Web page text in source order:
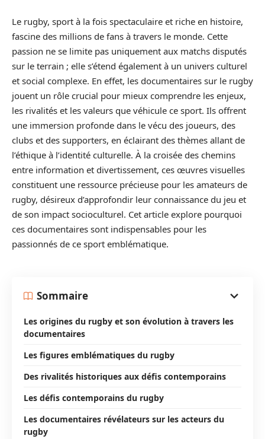
Le rugby, sport à la fois spectaculaire et riche en histoire,
fascine des millions de fans à travers le monde. Cette
passion ne se limite pas uniquement aux matchs disputés
sur le terrain ; elle s’étend également à un univers culturel
et social complexe. En effet, les documentaires sur le rugby
jouent un rôle crucial pour mieux comprendre les enjeux,
les rivalités et les valeurs que véhicule ce sport. Ils offrent
une immersion profonde dans le vécu des joueurs, des
clubs et des supporters, en éclairant des thèmes allant de
l’éthique à l’identité culturelle. À la croisée des chemins
entre information et divertissement, ces œuvres visuelles
constituent une ressource précieuse pour les amateurs de
rugby, désireux d’approfondir leur connaissance du jeu et
de son impact socioculturel. Cet article explore pourquoi
ces documentaires sont indispensables pour les
passionnés de ce sport emblématique.
Sommaire
Les origines du rugby et son évolution à travers les
documentaires
Les figures emblématiques du rugby
Des rivalités historiques aux défis contemporains
Les défis contemporains du rugby
Les documentaires révélateurs sur les acteurs du
rugby